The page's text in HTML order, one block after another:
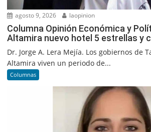
agosto 9, 2026 laopinion
Columna Opinión Económica y
Altamira nuevo hotel 5 estrellas y
Dr. Jorge A. Lera Mejía. Los gobiernos de
Altamira viven un periodo de...
Columnas